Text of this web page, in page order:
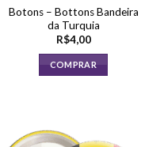
Botons – Bottons Bandeira
da Turquia
R$4,00
COMPRAR